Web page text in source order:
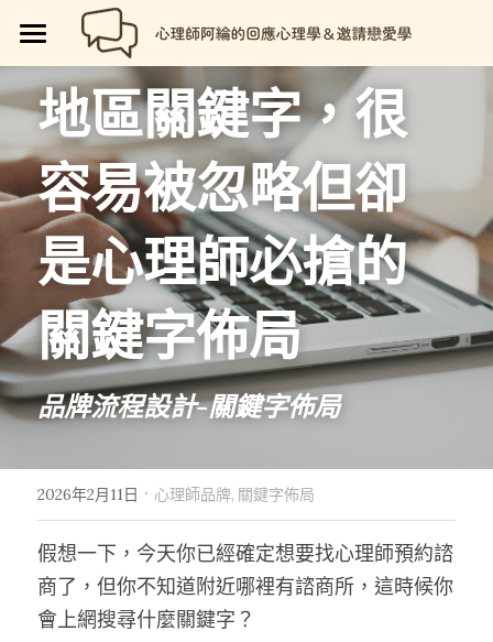
🏡首頁
回應心理學
📗回應心理學
💼【就享知】職場專欄
好人卡計畫
🏷️好人卡「給予祝福」
🏕️好人卡店家
邀請戀愛學
邀請戀愛學
😍性愛玩樂
😄親密連結
😡衝突解決
😘恆溫日常
💔總是愛錯人【專欄】
💖讓操控失效【專欄】
🥹戀愛裡的眼淚【專欄】
📑Love Notes
品牌流程設計
💡品牌流程設計
🖥️7天網站架設
📝SEO文章服務
📊作品集
關於我
😱我是阿綸
📚阿綸的書單
📝所有文章
💸Portaly分站
地區關鍵字，很
容易被忽略但卻
是心理師必搶的
關鍵字佈局
品牌流程設計-關鍵字佈局
2026年2月11日 · 心理師品牌, 關鍵字佈局
假想一下，今天你已經確定想要找心理師預約諮
商了，但你不知道附近哪裡有諮商所，這時候你
會上網搜尋什麼關鍵字？